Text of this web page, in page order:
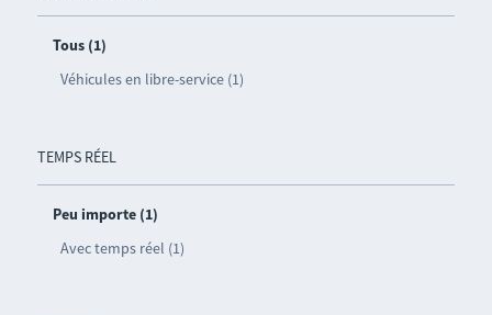
Tous (1)
Véhicules en libre-service (1)
TEMPS RÉEL
Peu importe (1)
Avec temps réel (1)